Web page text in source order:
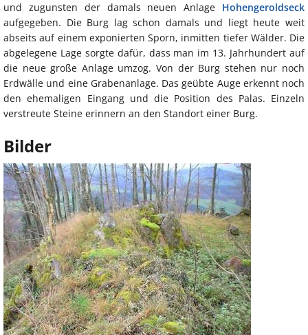
und zugunsten der damals neuen Anlage Hohengeroldseck
aufgegeben. Die Burg lag schon damals und liegt heute weit
abseits auf einem exponierten Sporn, inmitten tiefer Wälder. Die
abgelegene Lage sorgte dafür, dass man im 13. Jahrhundert auf
die neue große Anlage umzog. Von der Burg stehen nur noch
Erdwälle und eine Grabenanlage. Das geübte Auge erkennt noch
den ehemaligen Eingang und die Position des Palas. Einzeln
verstreute Steine erinnern an den Standort einer Burg.
Bilder